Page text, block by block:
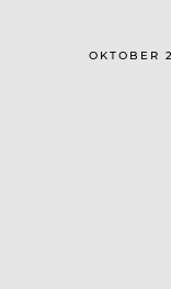
OKTOBER